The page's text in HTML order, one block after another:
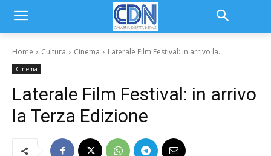
Home Cultura Cinema Laterale Film Festival: in arrivo la...
Cinema
Laterale Film Festival: in arrivo
la Terza Edizione